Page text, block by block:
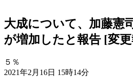
大成について、加藤憲
が増加したと報告 [変
５％
2021年2月16日 15時14分